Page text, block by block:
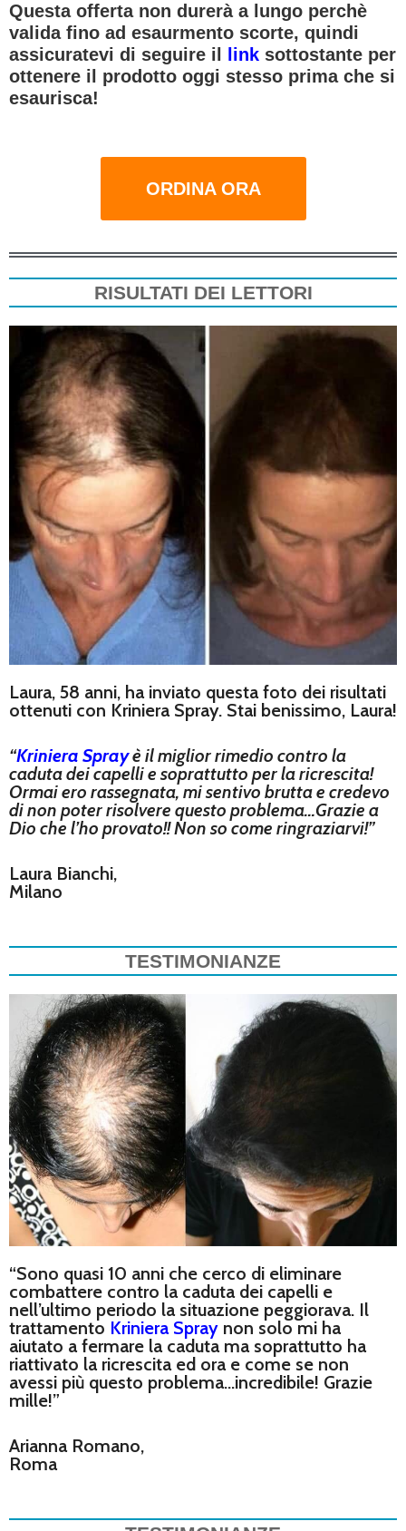
Questa offerta non durerà a lungo perchè
valida fino ad esaurmento scorte, quindi
assicuratevi di seguire il
link sottostante per
ottenere il prodotto oggi stesso prima che si
esaurisca!
ORDINA ORA
RISULTATI DEI LETTORI
Laura, 58 anni, ha inviato questa foto dei risultati
ottenuti con Kriniera Spray. Stai benissimo, Laura!
“Kriniera Sprayè il miglior rimedio contro la
caduta dei capelli e soprattutto per la ricrescita!
Ormai ero rassegnata, mi sentivo brutta e credevo
di non poter risolvere questo problema…Grazie a
Dio che l’ho provato!! Non so come ringraziarvi!”
Laura Bianchi,
Milano
TESTIMONIANZE
“Sono quasi 10 anni che cerco di eliminare
combattere contro la caduta dei capelli e
nell’ultimo periodo la situazione peggiorava. Il
trattamento Kriniera Spray non solo mi ha
aiutato a fermare la caduta ma soprattutto ha
riattivato la ricrescita ed ora e come se non
avessi più questo problema…incredibile! Grazie
mille!”
Arianna Romano,
Roma